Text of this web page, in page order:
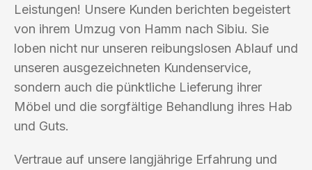
Leistungen! Unsere Kunden berichten begeistert
von ihrem Umzug von Hamm nach Sibiu. Sie
loben nicht nur unseren reibungslosen Ablauf und
unseren ausgezeichneten Kundenservice,
sondern auch die pünktliche Lieferung ihrer
Möbel und die sorgfältige Behandlung ihres Hab
und Guts.
Vertraue auf unsere langjährige Erfahrung und